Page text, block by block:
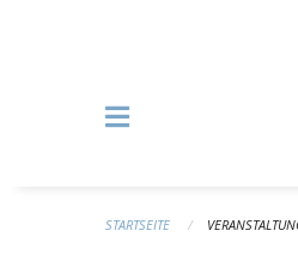
STARTSEITE